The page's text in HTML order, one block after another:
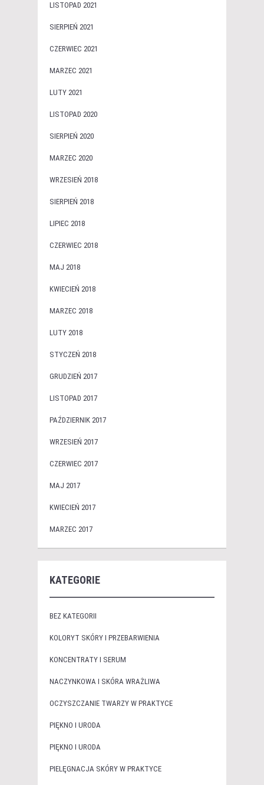
LISTOPAD 2021
SIERPIEŃ 2021
CZERWIEC 2021
MARZEC 2021
LUTY 2021
LISTOPAD 2020
SIERPIEŃ 2020
MARZEC 2020
WRZESIEŃ 2018
SIERPIEŃ 2018
LIPIEC 2018
CZERWIEC 2018
MAJ 2018
KWIECIEŃ 2018
MARZEC 2018
LUTY 2018
STYCZEŃ 2018
GRUDZIEŃ 2017
LISTOPAD 2017
PAŹDZIERNIK 2017
WRZESIEŃ 2017
CZERWIEC 2017
MAJ 2017
KWIECIEŃ 2017
MARZEC 2017
KATEGORIE
BEZ KATEGORII
KOLORYT SKÓRY I PRZEBARWIENIA
KONCENTRATY I SERUM
NACZYNKOWA I SKÓRA WRAŻLIWA
OCZYSZCZANIE TWARZY W PRAKTYCE
PIĘKNO I URODA
PIĘKNO I URODA
PIELĘGNACJA SKÓRY W PRAKTYCE